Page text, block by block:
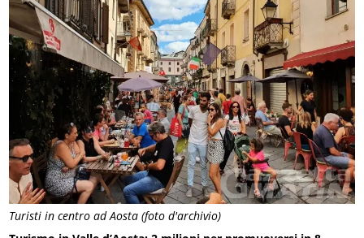
Turisti in centro ad Aosta (foto d'archivio)